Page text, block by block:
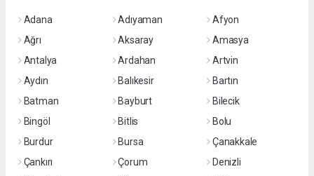
Adana Adıyaman
Afyon
Ağrı
Aksaray
Amasya
Antalya
Ardahan
Artvin
Aydın
Balıkesir
Bartın
Batman
Bayburt
Bilecik
Bingöl
Bitlis
Bolu
Burdur
Bursa
Çanakkale
Çankırı
Çorum
Denizli